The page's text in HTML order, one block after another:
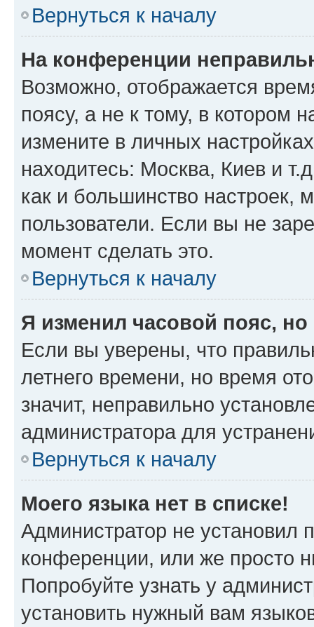
Вернуться к началу
На конференции
Возможно, отображается
поясу, а не к тому, в котором
измените в личных
находитесь: Москва, Киев и
как и большинство настроек,
пользователи. Если вы не
момент сделать это.
Вернуться к началу
Я изменил часовой пояс,
Если вы уверены, что
летнего времени, но время
значит, неправильно
администратора для
Вернуться к началу
Моего языка нет в списке!
Администратор не установил
конференции, или же просто
Попробуйте узнать у
установить нужный вам